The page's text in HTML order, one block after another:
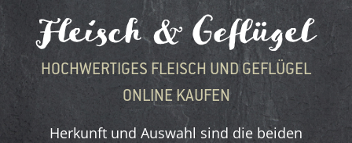
Fleisch & Geflügel
HOCHWERTIGES FLEISCH UND GEFLÜGEL
ONLINE KAUFEN
Herkunft und Auswahl sind die beiden